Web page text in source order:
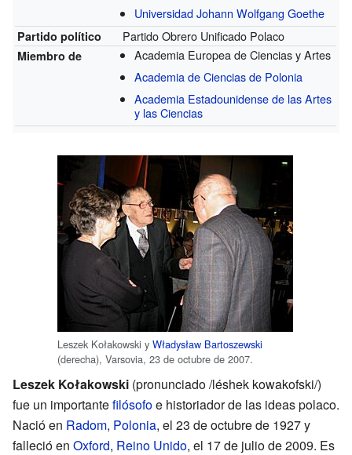
Universidad Johann Wolfgang Goethe
Partido político Partido Obrero Unificado Polaco
Miembro de
Academia Europea de Ciencias y Artes
Academia de Ciencias de Polonia
Academia Estadounidense de las Artes
y las Ciencias
Leszek Kołakowski y Władysław Bartoszewski
(derecha), Varsovia, 23 de octubre de 2007.
Leszek Kołakowski (pronunciado /léshek kowakofski/)
fue un importantefilósofoe historiador de las ideas polaco.
Nació en Radom, Polonia, el 23 de octubre de 1927 y
falleció en Oxford, Reino Unido, el 17 de julio de 2009. Es